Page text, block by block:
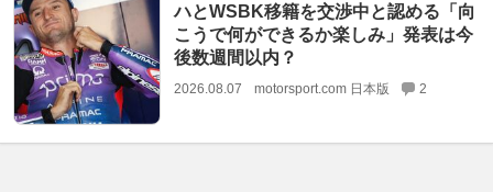
ハとWSBK移籍を交渉中と認める「向
こうで何ができるか楽しみ」発表は今
後数週間以内？
2026.08.07 motorsport.com 日本版 2